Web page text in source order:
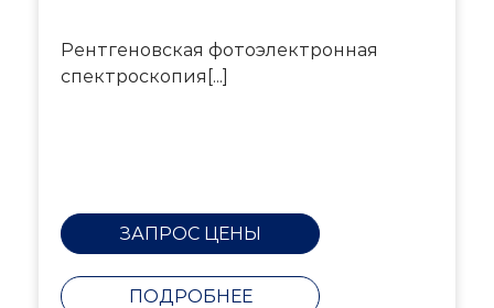
Рентгеновская фотоэлектронная
спектроскопия[...]
ЗАПРОС ЦЕНЫ
ПОДРОБНЕЕ